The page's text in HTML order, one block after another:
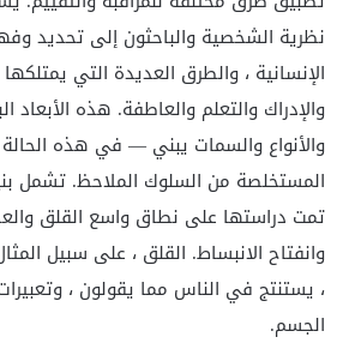
نظرية الشخصية والباحثون إلى تحديد
الإنسانية ، والطرق العديدة التي
والإدراك والتعلم والعاطفة. هذه الأبعاد
والأنواع والسمات يبني — في هذه الحالة
المستخلصة من السلوك الملاحظ. تشمل
تمت دراستها على نطاق واسع القلق
وانفتاح الانبساط. القلق ، على سبيل
، يستنتج في الناس مما يقولون ،
الجسم.